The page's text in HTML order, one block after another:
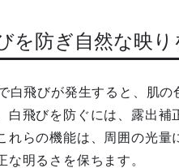
を防ぎ自然な映
白飛びが発生すると、肌
白飛びを防ぐには、露出
れらの機能は、周囲の光
な明るさを保ちます。